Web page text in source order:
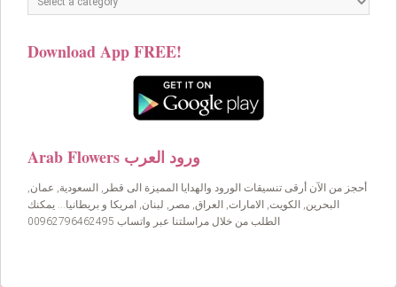
Download App FREE!
Arab Flowers ورود العرب
أحجز من الآن أرقى تنسيقات الورود والهدايا المميزة الى قطر, السعودية, عمان,
البحرين, الكويت, الامارات, العراق, مصر, لبنان, امريكا و بريطانيا… يمكنك
الطلب من خلال مراسلتنا عبر واتساب 00962796462495